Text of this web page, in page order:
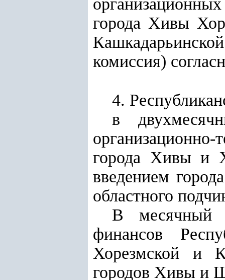
города Хивы
комиссия)
4.
в
города Хивы и
введением
областного
В месячный
финансов
Хорезмской и
городов Хивы и